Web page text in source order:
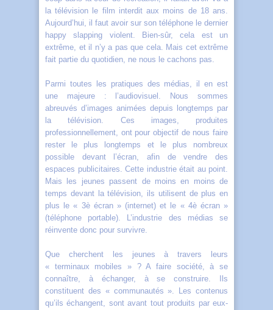
la télévision le film interdit aux moins de 18 ans.
Aujourd’hui, il faut avoir sur son téléphone le dernier
happy slapping violent. Bien-sûr, cela est un
extrême, et il n’y a pas que cela. Mais cet extrême
fait partie du quotidien, ne nous le cachons pas.
Parmi toutes les pratiques des médias, il en est
une majeure : l’audiovisuel. Nous sommes
abreuvés d’images animées depuis longtemps par
la télévision. Ces images, produites
professionnellement, ont pour objectif de nous faire
rester le plus longtemps et le plus nombreux
possible devant l’écran, afin de vendre des
espaces publicitaires. Cette industrie était au point.
Mais les jeunes passent de moins en moins de
temps devant la télévision, ils utilisent de plus en
plus le « 3è écran » (internet) et le « 4è écran »
(téléphone portable). L’industrie des médias se
réinvente donc pour survivre.
Que cherchent les jeunes à travers leurs
« terminaux mobiles » ? A faire société, à se
connaître, à échanger, à se construire. Ils
constituent des « communautés ». Les contenus
qu’ils échangent, sont avant tout produits par eux-